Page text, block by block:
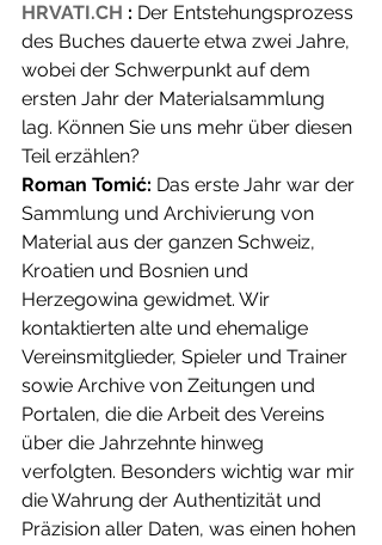
HRVATI.CH : Der Entstehungsprozess
des Buches dauerte etwa zwei Jahre,
wobei der Schwerpunkt auf dem
ersten Jahr der Materialsammlung
lag. Können Sie uns mehr über diesen
Teil erzählen?
Roman Tomić: Das erste Jahr war der
Sammlung und Archivierung von
Material aus der ganzen Schweiz,
Kroatien und Bosnien und
Herzegowina gewidmet. Wir
kontaktierten alte und ehemalige
Vereinsmitglieder, Spieler und Trainer
sowie Archive von Zeitungen und
Portalen, die die Arbeit des Vereins
über die Jahrzehnte hinweg
verfolgten. Besonders wichtig war mir
die Wahrung der Authentizität und
Präzision aller Daten, was einen hohen